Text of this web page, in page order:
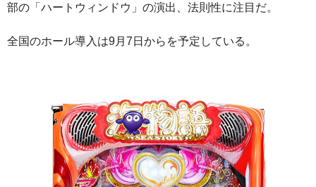
部の「ハートウィンドウ」の演出、法則性に注目だ。
全国のホール導入は9月7日からを予定している。